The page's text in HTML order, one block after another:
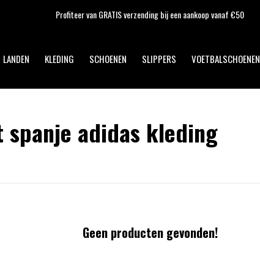
LANDEN KLEDING SCHOENEN SLIPPERS VOETBALSCHOENEN
Profiteer van GRATIS verzending bij een aankoop vanaf €50
adidas kleding
Geen producten gevonden!